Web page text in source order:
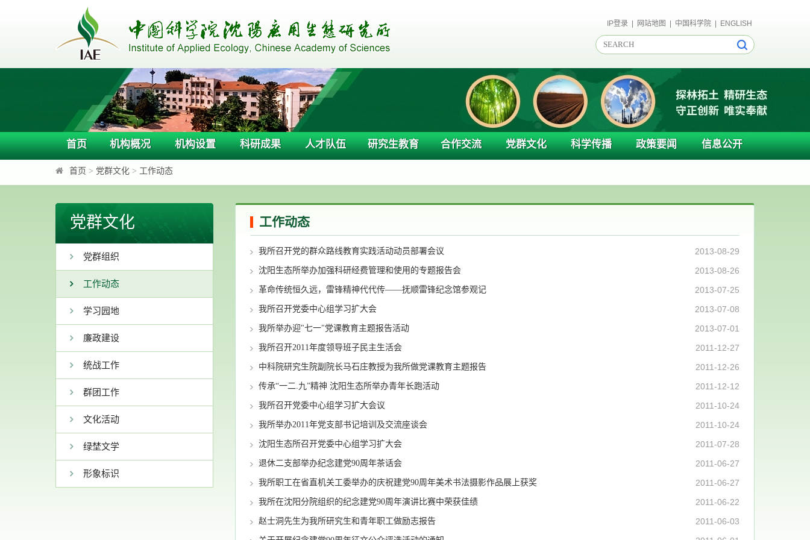
IP登录| 网站地图 中国科学院| ENGLISH
首页 机构概况 机构设置 科研成果 人才队伍 研究生教育 合作交流 党群文化 科学传播 政策要闻 信息公开
首页 > 党群文化 > 工作动态
党群文化
党群组织
工作动态
学习园地
廉政建设
统战工作
群团工作
文化活动
绿埜文学
形象标识
工作动态
2013-08-29
我所召开党的群众路线教育实践活动动员部署会议
2013-08-26
沈阳生态所举办加强科研经费管理和使用的专题报告会
2013-07-25
革命传统恒久远，雷锋精神代代传——抚顺雷锋纪念馆参观记
2013-07-08
我所召开党委中心组学习扩大会
2013-07-01
我所举办迎"七一"党课教育主题报告活动
2011-12-27
我所召开2011年度领导班子民主生活会
2011-12-26
中科院研究生院副院长马石庄教授为我所做党课教育主题报告
2011-12-12
传承“一二.九”精神 沈阳生态所举办青年长跑活动
2011-10-24
我所召开党委中心组学习扩大会议
2011-10-24
我所举办2011年党支部书记培训及交流座谈会
2011-07-28
沈阳生态所召开党委中心组学习扩大会
2011-06-27
退休二支部举办纪念建党90周年茶话会
2011-06-27
我所职工在省直机关工委举办的庆祝建党90周年美术书法摄影作品展上获奖
2011-06-22
我所在沈阳分院组织的纪念建党90周年演讲比赛中荣获佳绩
2011-06-03
赵士洞先生为我所研究生和青年职工做励志报告